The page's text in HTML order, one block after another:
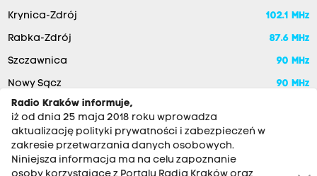
Krynica-Zdrój 102.1 MHz
Rabka-Zdrój 87.6 MHz
Szczawnica 90 MHz
Nowy Sącz
90 MHz
Radio Kraków informuje,
iż od dnia 25 maja 2018 roku wprowadza
aktualizację polityki prywatności i zabezpieczeń w
zakresie przetwarzania danych osobowych.
Niniejsza informacja ma na celu zapoznanie